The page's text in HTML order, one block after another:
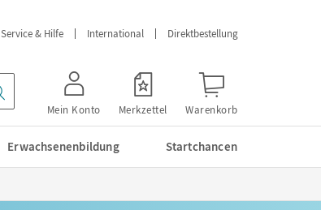
Service & Hilfe International Direktbestellung
Mein Konto Merkzettel Warenkorb
Erwachsenenbildung Startchancen